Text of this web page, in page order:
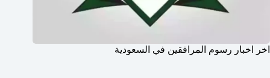
اخر اخبار رسوم المرافقين في السعودية